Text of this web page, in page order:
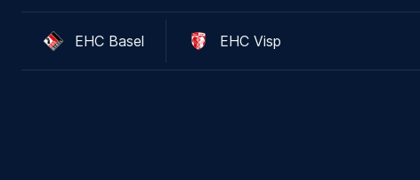
EHC Basel EHC Visp